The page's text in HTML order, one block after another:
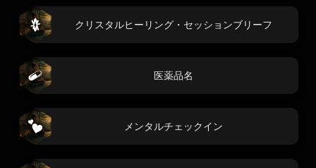
クリスタルヒーリング・セッションブリーフ
医薬品名
メンタルチェックイン